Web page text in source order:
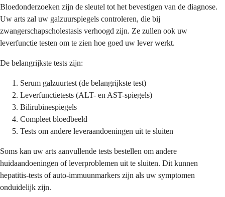
Bloedonderzoeken zijn de sleutel tot het bevestigen van de diagnose.
Uw arts zal uw galzuurspiegels controleren, die bij
zwangerschapscholestasis verhoogd zijn. Ze zullen ook uw
leverfunctie testen om te zien hoe goed uw lever werkt.
De belangrijkste tests zijn:
Serum galzuurtest (de belangrijkste test)
Leverfunctietests (ALT- en AST-spiegels)
Bilirubinespiegels
Compleet bloedbeeld
Tests om andere leveraandoeningen uit te sluiten
Soms kan uw arts aanvullende tests bestellen om andere
huidaandoeningen of leverproblemen uit te sluiten. Dit kunnen
hepatitis-tests of auto-immuunmarkers zijn als uw symptomen
onduidelijk zijn.